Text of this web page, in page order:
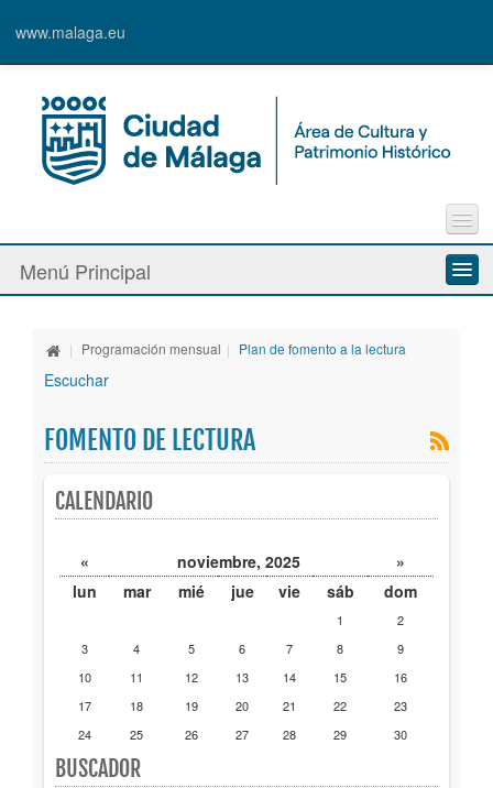
www.malaga.eu
Contacto
Quejas y Sugerencias
Menú Principal
Espacios culturales
Actividades
Publicaciones
Trámites
| Programación mensual | Plan de fomento a la lectura
Escuchar
FOMENTO DE LECTURA
CALENDARIO
« noviembre, 2025
»
lun
mar mié jue vie sáb dom
1
2
3
4 5 6 7 8
9
10
11 12 13 14 15
16
17
18 19 20 21 22
23
24
25 26 27 28 29 30
BUSCADOR